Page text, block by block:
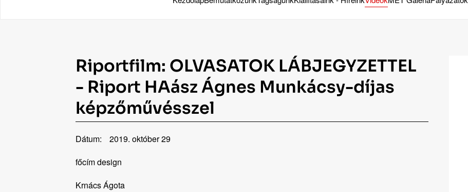
Riportfilm: OLVASATOK LÁBJEGYZETTEL
- Riport HAász Ágnes Munkácsy-díjas
képzőművésszel
Dátum:
2019. október 29
főcím design
Krnács Ágota